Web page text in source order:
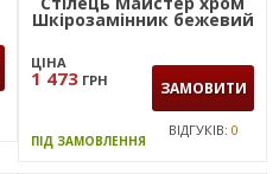
ЦІНА
1 099
ВІДГУКІВ:10